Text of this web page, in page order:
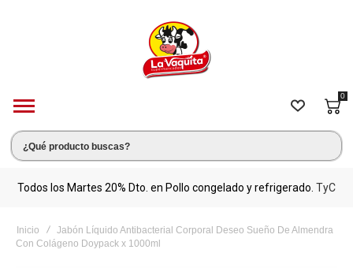
0
Todos los Martes 20% Dto. en Pollo congelado y refrigerado. TyC
Inicio
Jabón Líquido Antibacterial Corporal Deseo Sueño De Almendra
Con Colágeno Doypack x 1000ml